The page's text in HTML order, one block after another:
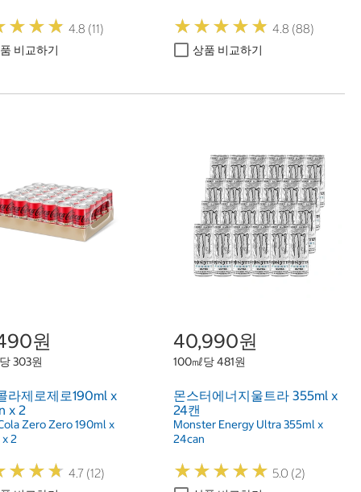
★★★
★★★ 4.8 (11)
비교하기
★★★★★
★★★★★ 4.8 (88)
상품 비교하기
원
303원
라제로제로190ml x
x 2
Zero Zero 190ml x
2
★★★
★★★ 4.7 (12)
40,990원
100㎖당 481원
몬스터에너지울트라 355ml x
24캔
Monster Energy Ultra 355ml x
24can
★★★★★
★★★★★ 5.0 (2)